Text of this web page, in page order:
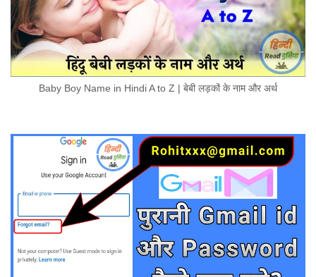
Baby Boy Name in Hindi A to Z | बेबी लड़कों के नाम और अर्थ